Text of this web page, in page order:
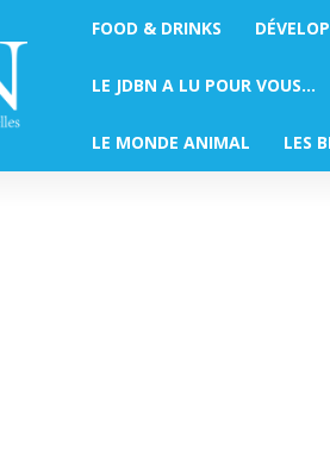
FOOD & DRINKS
LE JDBN A LU POUR VOUS…
LE MONDE ANIMAL LES